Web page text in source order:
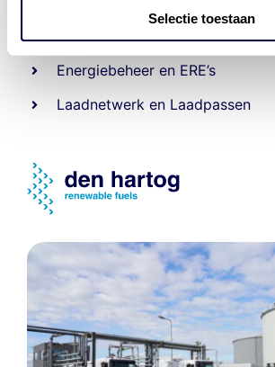
Selectie toestaan
Installatie van laadinfra en
Energiebeheer en ERE’s
Laadnetwerk en Laadpassen